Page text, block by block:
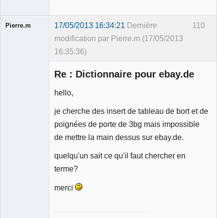
110
Pierre.m 17/05/2013 16:34:21 Dernière
modification par Pierre.m (17/05/2013
16:35:36)
Re : Dictionnaire pour ebay.de
hello,
je cherche des insert de tableau de bort et de
poignées de porte de 3bg mais impossible
de mettre la main dessus sur ebay.de.
quelqu'un sait ce qu'il faut chercher en
terme?
merci